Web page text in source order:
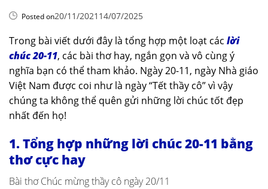
Posted on20/11/2021 14/07/2025
Trong bài viết dưới đây là tổng hợp một loạt các lời
chúc 20-11, các bài thơ hay, ngắn gọn và vô cùng ý
nghĩa bạn có thể tham khảo. Ngày 20-11, ngày Nhà giáo
Việt Nam được coi như là ngày “Tết thầy cô” vì vậy
chúng ta không thể quên gửi những lời chúc tốt đẹp
nhất đến họ!
1. Tổng hợp những lời chúc 20-11 bằng
thơ cực hay
Bài thơ Chúc mừng thầy cô ngày 20/11